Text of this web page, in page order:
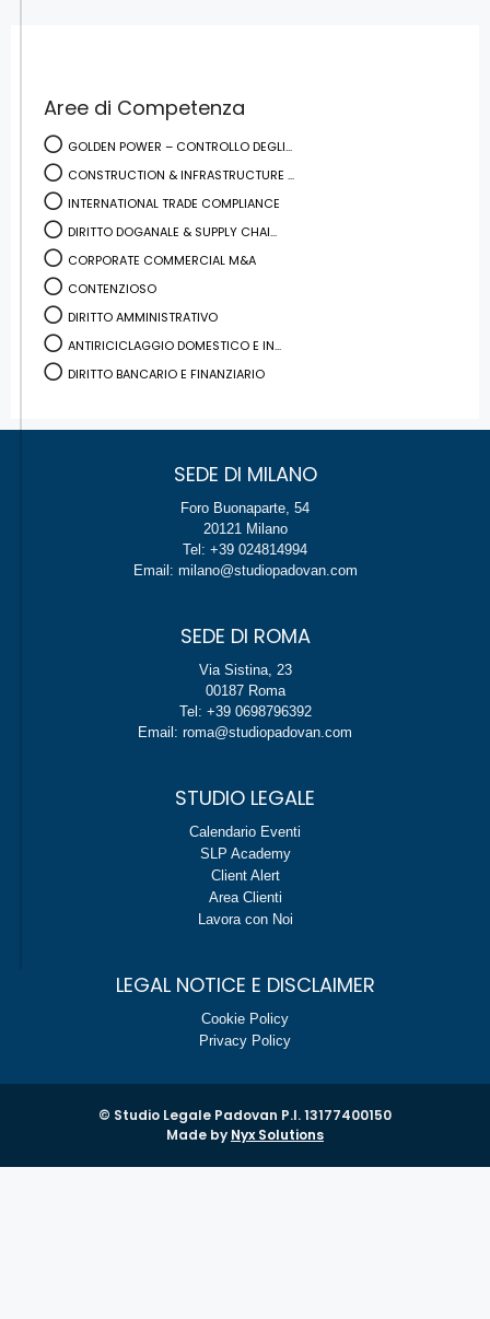
Aree di Competenza
GOLDEN POWER – CONTROLLO DEGLI...
CONSTRUCTION & INFRASTRUCTURE ...
INTERNATIONAL TRADE COMPLIANCE
DIRITTO DOGANALE & SUPPLY CHAI...
CORPORATE COMMERCIAL M&A
CONTENZIOSO
DIRITTO AMMINISTRATIVO
ANTIRICICLAGGIO DOMESTICO E IN...
DIRITTO BANCARIO E FINANZIARIO
SEDE DI MILANO
Foro Buonaparte, 54
20121 Milano
Tel: +39 024814994
Email: milano@studiopadovan.com
SEDE DI ROMA
Via Sistina, 23
00187 Roma
Tel: +39 0698796392
Email: roma@studiopadovan.com
STUDIO LEGALE
Calendario Eventi
SLP Academy
Client Alert
Area Clienti
Lavora con Noi
LEGAL NOTICE E DISCLAIMER
Cookie Policy
Privacy Policy
© Studio Legale Padovan P.I. 13177400150
Made by Nyx Solutions